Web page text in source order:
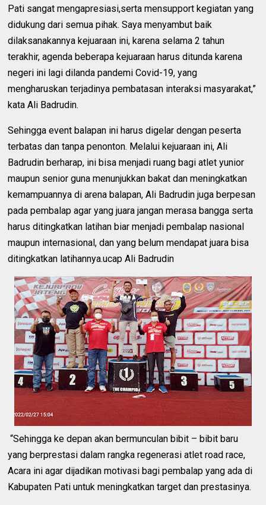
Pati sangat mengapresiasi,serta mensupport kegiatan yang
didukung dari semua pihak. Saya menyambut baik
dilaksanakannya kejuaraan ini, karena selama 2 tahun
terakhir, agenda beberapa kejuaraan harus ditunda karena
negeri ini lagi dilanda pandemi Covid-19, yang
mengharuskan terjadinya pembatasan interaksi masyarakat,”
kata Ali Badrudin.
Sehingga event balapan ini harus digelar dengan peserta
terbatas dan tanpa penonton. Melalui kejuaraan ini, Ali
Badrudin berharap, ini bisa menjadi ruang bagi atlet yunior
maupun senior guna menunjukkan bakat dan meningkatkan
kemampuannya di arena balapan, Ali Badrudin juga berpesan
pada pembalap agar yang juara jangan merasa bangga serta
harus ditingkatkan latihan biar menjadi pembalap nasional
maupun internasional, dan yang belum mendapat juara bisa
ditingkatkan latihannya.ucap Ali Badrudin
“Sehingga ke depan akan bermunculan bibit – bibit baru
yang berprestasi dalam rangka regenerasi atlet road race,
Acara ini agar dijadikan motivasi bagi pembalap yang ada di
Kabupaten Pati untuk meningkatkan target dan prestasinya.